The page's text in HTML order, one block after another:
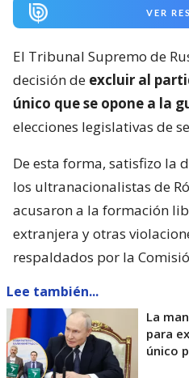
VER
El Tribunal Supremo de
decisión de excluir al
único que se opone a la
elecciones legislativas de
De esta forma, satisfizo la
los ultranacionalistas de
acusaron a la formación
extranjera y otras
respaldados por la
Lee también...
La
para
único